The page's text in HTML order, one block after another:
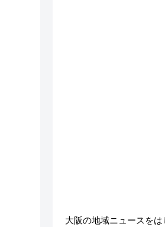
大阪の地域ニュースを